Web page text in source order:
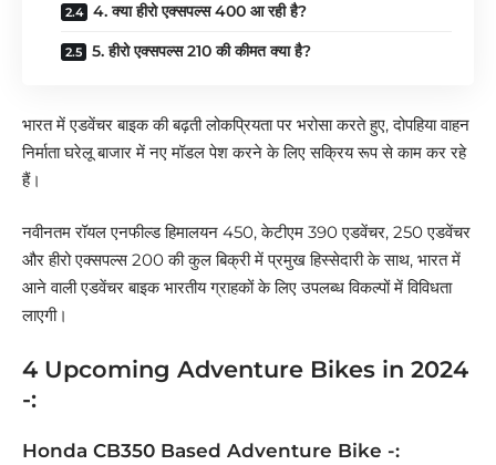
4. क्या हीरो एक्सपल्स 400 आ रही है?
5. हीरो एक्सपल्स 210 की कीमत क्या है?
भारत में एडवेंचर बाइक की बढ़ती लोकप्रियता पर भरोसा करते हुए, दोपहिया वाहन
निर्माता घरेलू बाजार में नए मॉडल पेश करने के लिए सक्रिय रूप से काम कर रहे
हैं।
नवीनतम रॉयल एनफील्ड हिमालयन 450, केटीएम 390 एडवेंचर, 250 एडवेंचर
और हीरो एक्सपल्स 200 की कुल बिक्री में प्रमुख हिस्सेदारी के साथ, भारत में
आने वाली एडवेंचर बाइक भारतीय ग्राहकों के लिए उपलब्ध विकल्पों में विविधता
लाएगी।
4 Upcoming Adventure Bikes in 2024
-:
Honda CB350 Based Adventure Bike -: